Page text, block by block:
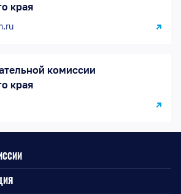
края
комиссии
края